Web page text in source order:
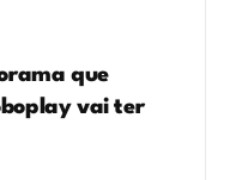
que
vai ter